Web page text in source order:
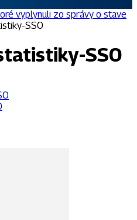
vyplynuli zo správy o stave
SSO
SSO